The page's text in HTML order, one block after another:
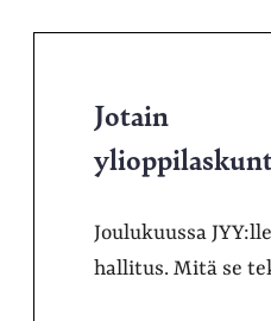
Jotain
Joulukuussa
hallitus. Mitä se